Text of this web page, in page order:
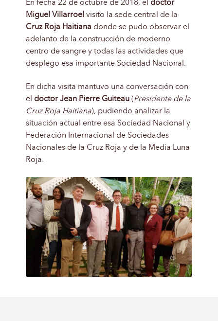
En fecha 22 de octubre de 2018, el doctor
Miguel Villarroel visito la sede central de la
Cruz Roja Haitiana donde se pudo observar el
adelanto de la construcción de moderno
centro de sangre y todas las actividades que
desplego esa importante Sociedad Nacional.
En dicha visita mantuvo una conversación con
el doctor Jean Pierre Guiteau(Presidente de la
Cruz Roja Haitiana), pudiendo analizar la
situación actual entre esa Sociedad Nacional y
Federación Internacional de Sociedades
Nacionales de la Cruz Roja y de la Media Luna
Roja.